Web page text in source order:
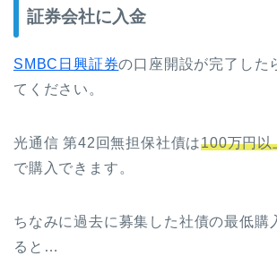
証券会社に入金
SMBC日興証券の口座開設が完了した
てください。
光通信 第42回無担保社債は100万円以
で購入できます。
ちなみに過去に募集した社債の最低購
ると…